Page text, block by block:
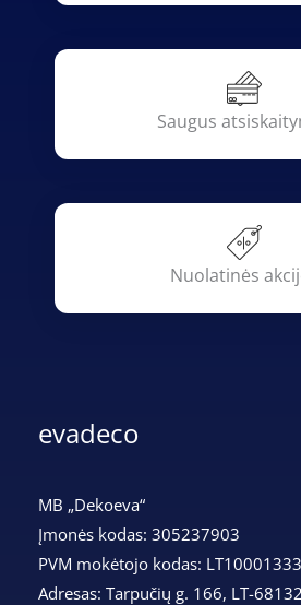
Saugus
Nuolatinės
evadeco
MB „Dekoeva“
Įmonės kodas: 305237903
PVM mokėtojo kodas:
Adresas: Tarpučių g. 166, LT-